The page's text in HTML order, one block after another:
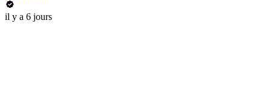
il y a 6 jours